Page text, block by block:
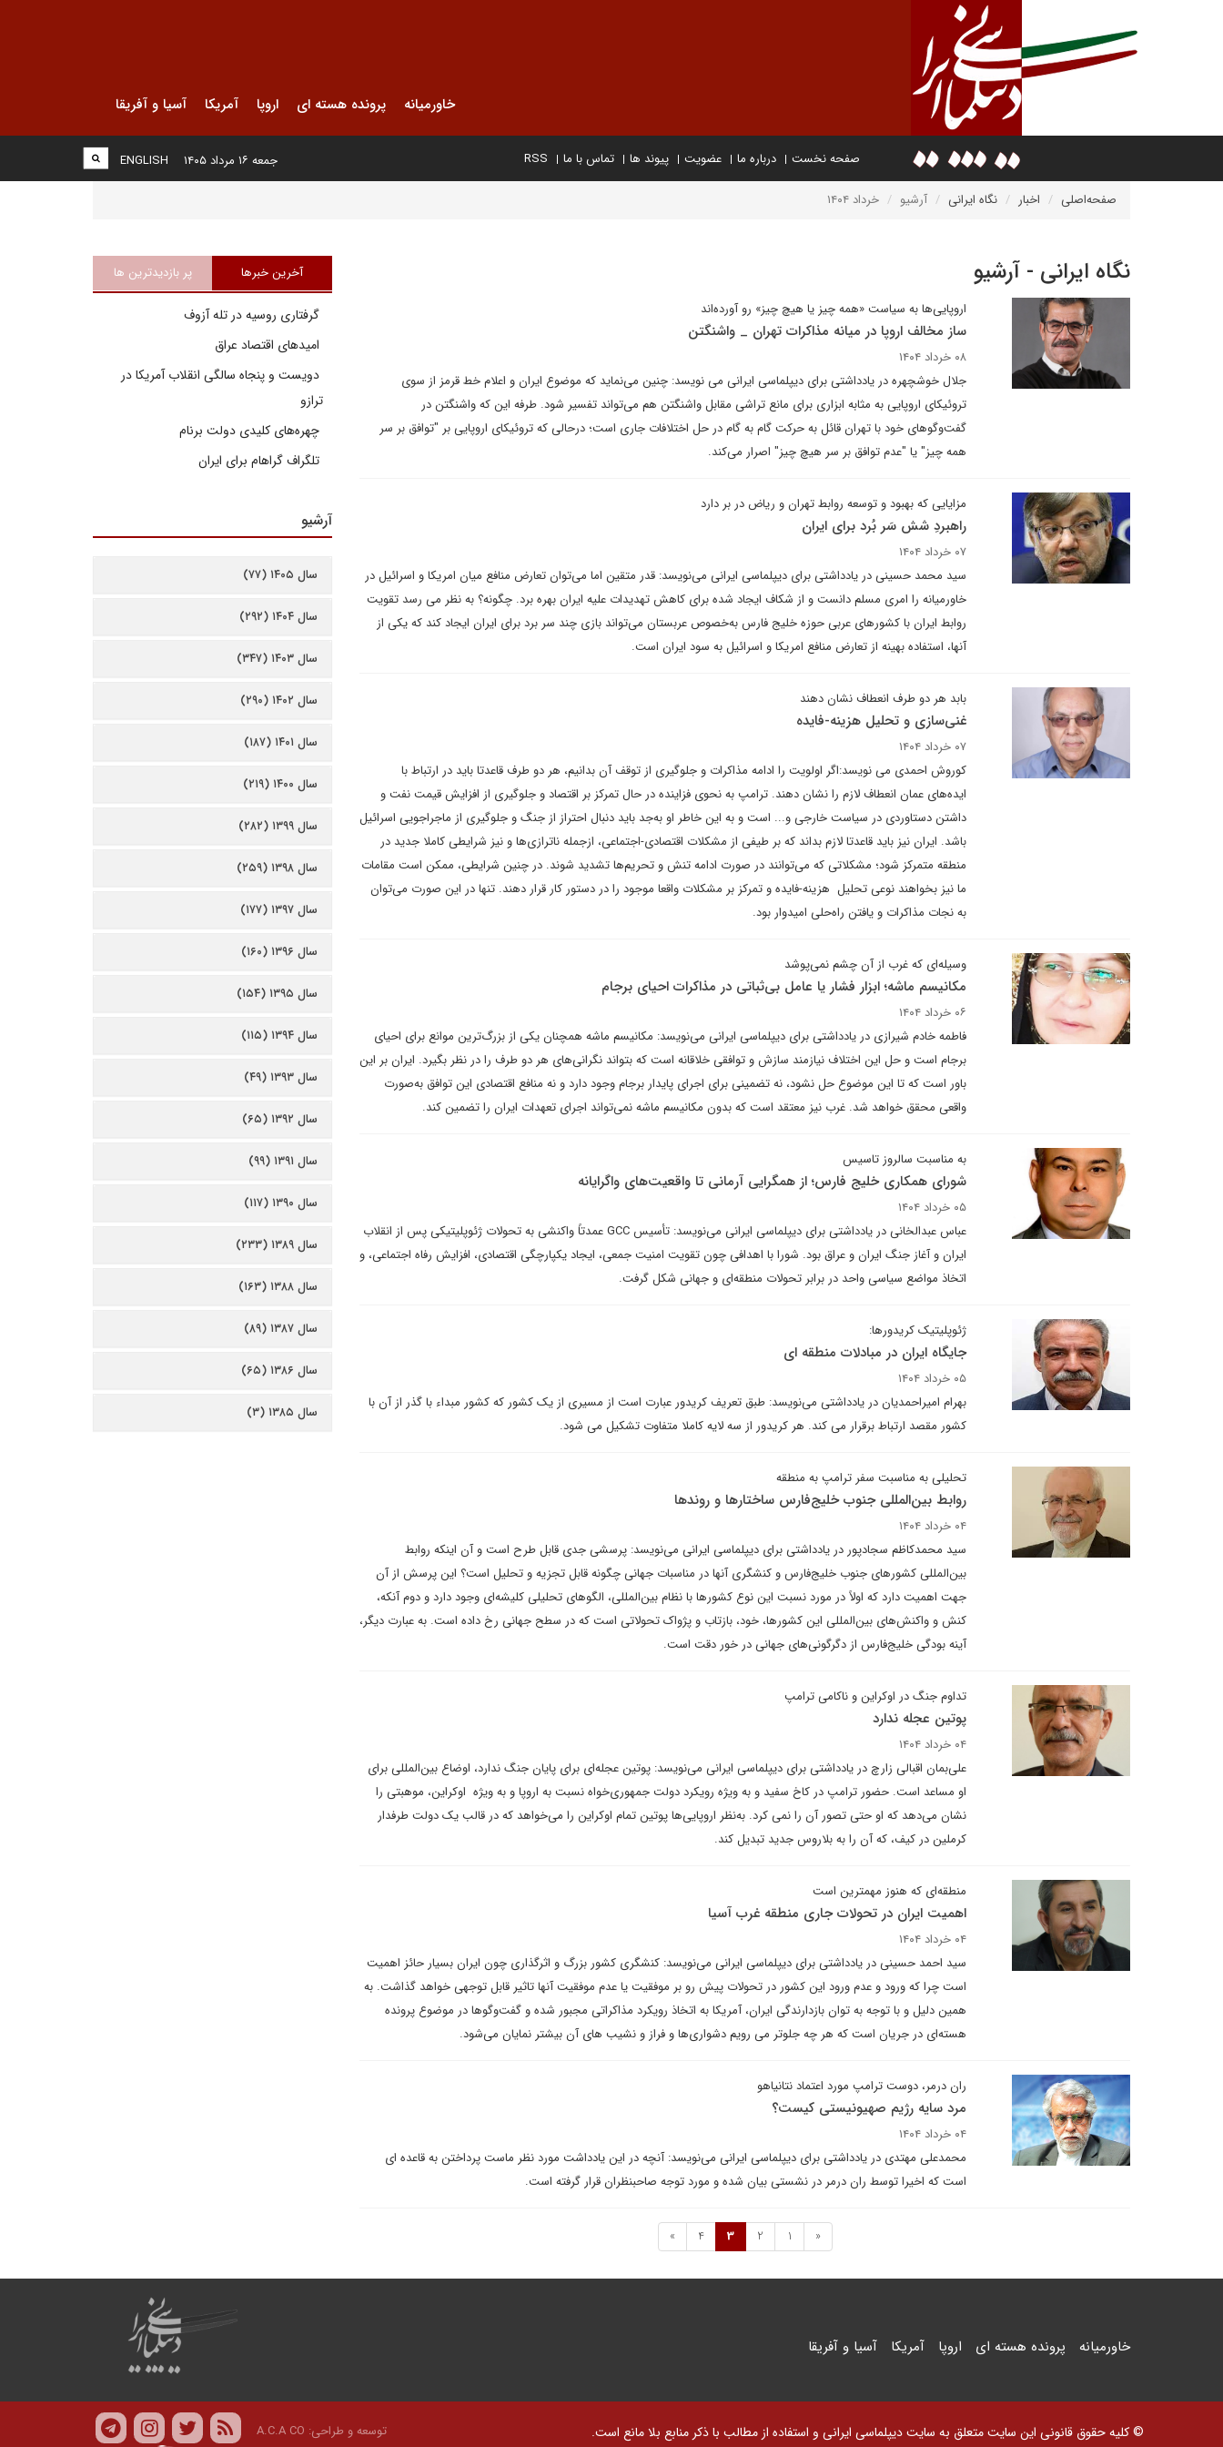
خاورمیانه پرونده هسته ای اروپا آمریکا آسیا و آفریقا
صفحه نخست درباره ما عضویت پیوند ها تماس با ما RSS
ENGLISH جمعه ۱۶ مرداد ۱۴۰۵
صفحه‌اصلی اخبار نگاه ایرانی آرشیو خرداد ۱۴۰۴
نگاه ایرانی - آرشیو
اروپایی‌ها به سیاست «همه چیز یا هیچ چیز» رو آورده‌اند
ساز مخالف اروپا در میانه مذاکرات تهران _ واشنگتن
۰۸ خرداد ۱۴۰۴
جلال خوشچهره در یادداشتی برای دیپلماسی ایرانی می نویسد: چنین می‌نماید که موضوع ایران و اعلام خط قرمز از سوی
تروئیکای اروپایی به مثابه ابزاری برای مانع تراشی مقابل واشنگتن هم می‌تواند تفسیر شود. طرفه این که واشنگتن در
گفت‌وگوهای خود با تهران قائل به حرکت گام به گام در حل اختلافات جاری است؛ درحالی که تروئیکای اروپایی بر "توافق بر سر
همه چیز" یا "عدم توافق بر سر هیچ چیز" اصرار می‌کند.
مزایایی که بهبود و توسعه روابط تهران و ریاض در بر دارد
راهبردِ شش سَر بُرد برای ایران
۰۷ خرداد ۱۴۰۴
سید محمد حسینی در یادداشتی برای دیپلماسی ایرانی می‌نویسد: قدر متقین اما می‌توان تعارض منافع میان امریکا و اسرائیل در
خاورمیانه را امری مسلم دانست و از شکاف ایجاد شده برای کاهش تهدیدات علیه ایران بهره برد. چگونه؟ به نظر می رسد تقویت
روابط ایران با کشورهای عربی حوزه خلیج فارس به‌خصوص عربستان می‌تواند بازی چند سر برد برای ایران ایجاد کند که یکی از
آنها، استفاده بهینه از تعارض منافع امریکا و اسرائیل به سود ایران است.
بابد هر دو طرف انعطاف نشان دهند
غنی‌سازی و تحلیل هزینه-فایده
۰۷ خرداد ۱۴۰۴
کوروش احمدی می نویسد:اگر اولویت را ادامه مذاکرات و جلوگیری از توقف آن بدانیم، هر دو طرف قاعدتا باید در ارتباط با
ایده‌های عمان انعطاف لازم را نشان دهند. ترامپ به نحوی فزاینده در حال تمرکز بر اقتصاد و جلوگیری از افزایش قیمت نفت و
داشتن دستاوردی در سیاست خارجی و... است و به این خاطر او به‌جد باید دنبال احتراز از جنگ و جلوگیری از ماجراجویی اسرائیل
باشد. ایران نیز باید قاعدتا لازم بداند که بر طیفی از مشکلات اقتصادی-اجتماعی، از‌جمله ناترازی‌ها و نیز شرایطی کاملا جدید در
منطقه متمرکز شود؛ مشکلاتی که می‌توانند در صورت ادامه تنش و تحریم‌ها تشدید شوند. در چنین شرایطی، ممکن است مقامات
ما نیز بخواهند نوعی تحلیل هزینه-فایده و تمرکز بر مشکلات واقعا موجود را در دستور کار قرار دهند. تنها در این صورت می‌توان
به نجات مذاکرات و یافتن راه‌حلی امیدوار بود.
وسیله‌ای که غرب از آن چشم نمی‌پوشد
مکانیسم ماشه؛ ابزار فشار یا عامل بی‌ثباتی در مذاکرات احیای برجام
۰۶ خرداد ۱۴۰۴
فاطمه خادم شیرازی در یادداشتی برای دیپلماسی ایرانی می‌نویسد: مکانیسم ماشه همچنان یکی از بزرگ‌ترین موانع برای احیای
برجام است و حل این اختلاف نیازمند سازش و توافقی خلاقانه است که بتواند نگرانی‌های هر دو طرف را در نظر بگیرد. ایران بر این
باور است که تا این موضوع حل نشود، نه تضمینی برای اجرای پایدار برجام وجود دارد و نه منافع اقتصادی این توافق به‌صورت
واقعی محقق خواهد شد. غرب نیز معتقد است که بدون مکانیسم ماشه نمی‌تواند اجرای تعهدات ایران را تضمین کند.
به مناسبت سالروز تاسیس
شورای همکاری خلیج فارس؛ از همگرایی آرمانی تا واقعیت‌های واگرایانه
۰۵ خرداد ۱۴۰۴
عباس عبدالخانی در یادداشتی برای دیپلماسی ایرانی می‌نویسد: تأسیس GCC عمدتاً واکنشی به تحولات ژئوپلیتیکی پس از انقلاب
ایران و آغاز جنگ ایران و عراق بود. شورا با اهدافی چون تقویت امنیت جمعی، ایجاد یکپارچگی اقتصادی، افزایش رفاه اجتماعی، و
اتخاذ مواضع سیاسی واحد در برابر تحولات منطقه‌ای و جهانی شکل گرفت.
ژئوپلیتیک کریدورها:
جایگاه ایران در مبادلات منطقه ای
۰۵ خرداد ۱۴۰۴
بهرام امیراحمدیان در یادداشتی می‌نویسد: طبق تعریف کریدور عبارت است از مسیری از یک کشور که کشور مبداء با گذر از آن با
کشور مقصد ارتباط برقرار می کند. هر کریدور از سه لایه کاملا متفاوت تشکیل می شود.
تحلیلی به مناسبت سفر ترامپ به منطقه
روابط بین‌المللی جنوب خلیج‌فارس ساختارها و روندها
۰۴ خرداد ۱۴۰۴
سید محمدکاظم سجادپور در یادداشتی برای دیپلماسی ایرانی می‌نویسد: پرسشی جدی قابل طرح است و آن اینکه روابط
بین‌المللی کشورهای جنوب خلیج‌فارس و کنشگری آنها در مناسبات جهانی چگونه قابل تجزیه و تحلیل است؟ این پرسش از آن
جهت اهمیت دارد که اولاً در مورد نسبت این نوع کشورها با نظام بین‌المللی، الگوهای تحلیلی کلیشه‌ای وجود دارد و دوم آنکه،
کنش و واکنش‌های بین‌المللی این کشورها، خود، بازتاب و پژواک تحولاتی است که در سطح جهانی رخ داده است. به عبارت دیگر،
آینه بودگی خلیج‌فارس از دگرگونی‌های جهانی در خور دقت است.
تداوم جنگ در اوکراین و ناکامی ترامپ
پوتین عجله ندارد
۰۴ خرداد ۱۴۰۴
علی‌بمان اقبالی زارچ در یادداشتی برای دیپلماسی ایرانی می‌نویسد: پوتین عجله‌ای برای پایان جنگ ندارد، اوضاع بین‌المللی برای
او مساعد است. حضور ترامپ در کاخ سفید و به ویژه رویکرد دولت جمهوری‌خواه نسبت به اروپا و به ویژه اوکراین، موهبتی را
نشان می‌دهد که او حتی تصور آن را نمی کرد. به‌نظر اروپایی‌ها پوتین تمام اوکراین را می‌خواهد که در قالب یک دولت طرفدار
کرملین در کیف، که آن را به بلاروس جدید تبدیل کند.
منطقه‌ای که هنوز مهمترین است
اهمیت ایران در تحولات جاری منطقه غرب آسیا
۰۴ خرداد ۱۴۰۴
سید احمد حسینی در یادداشتی برای دیپلماسی ایرانی می‌نویسد: کنشگری کشور بزرگ و اثرگذاری چون ایران بسیار حائز اهمیت
است چرا که ورود و عدم ورود این کشور در تحولات پیش رو بر موفقیت یا عدم موفقیت آنها تاثیر قابل توجهی خواهد گذاشت. به
همین دلیل و با توجه به توان بازدارندگی ایران، آمریکا به اتخاذ رویکرد مذاکراتی مجبور شده و گفت‌وگوها در موضوع پرونده
هسته‌ای در جریان است که هر چه جلوتر می رویم دشواری‌ها و فراز و نشیب های آن بیشتر نمایان می‌شود.
ران درمر، دوست ترامپ مورد اعتماد نتانیاهو
مرد سایه رژیم صهیونیستی کیست؟
۰۴ خرداد ۱۴۰۴
محمدعلی مهتدی در یادداشتی برای دیپلماسی ایرانی می‌نویسد: آنچه در این یادداشت مورد نظر ماست پرداختن به قاعده ای
است که اخیرا توسط ران درمر در نشستی بیان شده و مورد توجه صاحبنظران قرار گرفته است.
«
1
2
3
4
»
آخرین خبرها پر بازدیدترین ها
گرفتاری روسیه در تله آزوف
امیدهای اقتصاد عراق
دویست و پنجاه سالگی انقلاب آمریکا در
ترازو
چهره‌های کلیدی دولت برنام
تلگراف گراهام برای ایران
آرشیو
سال ۱۴۰۵ (۷۷)
سال ۱۴۰۴ (۲۹۲)
سال ۱۴۰۳ (۳۴۷)
سال ۱۴۰۲ (۲۹۰)
سال ۱۴۰۱ (۱۸۷)
سال ۱۴۰۰ (۲۱۹)
سال ۱۳۹۹ (۲۸۲)
سال ۱۳۹۸ (۲۵۹)
سال ۱۳۹۷ (۱۷۷)
سال ۱۳۹۶ (۱۶۰)
سال ۱۳۹۵ (۱۵۴)
سال ۱۳۹۴ (۱۱۵)
سال ۱۳۹۳ (۴۹)
سال ۱۳۹۲ (۶۵)
سال ۱۳۹۱ (۹۹)
سال ۱۳۹۰ (۱۱۷)
سال ۱۳۸۹ (۲۳۳)
سال ۱۳۸۸ (۱۶۳)
سال ۱۳۸۷ (۸۹)
سال ۱۳۸۶ (۶۵)
سال ۱۳۸۵ (۳)
خاورمیانه پرونده هسته ای اروپا آمریکا آسیا و آفریقا
© کلیه حقوق قانونی این سایت متعلق به سایت دیپلماسی ایرانی و استفاده از مطالب با ذکر منابع بلا مانع است. توسعه و طراحی: A.C.A CO